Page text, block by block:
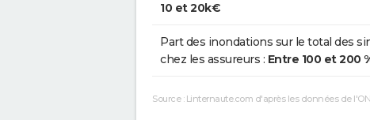
Inondations et/ou Coulées de
Inondations et/ou Coulées de
04/
10 et 20k€
Part des inondations sur le total des
chez les assureurs : Entre 100 et 200
Source : Linternaute.com d'après les données de